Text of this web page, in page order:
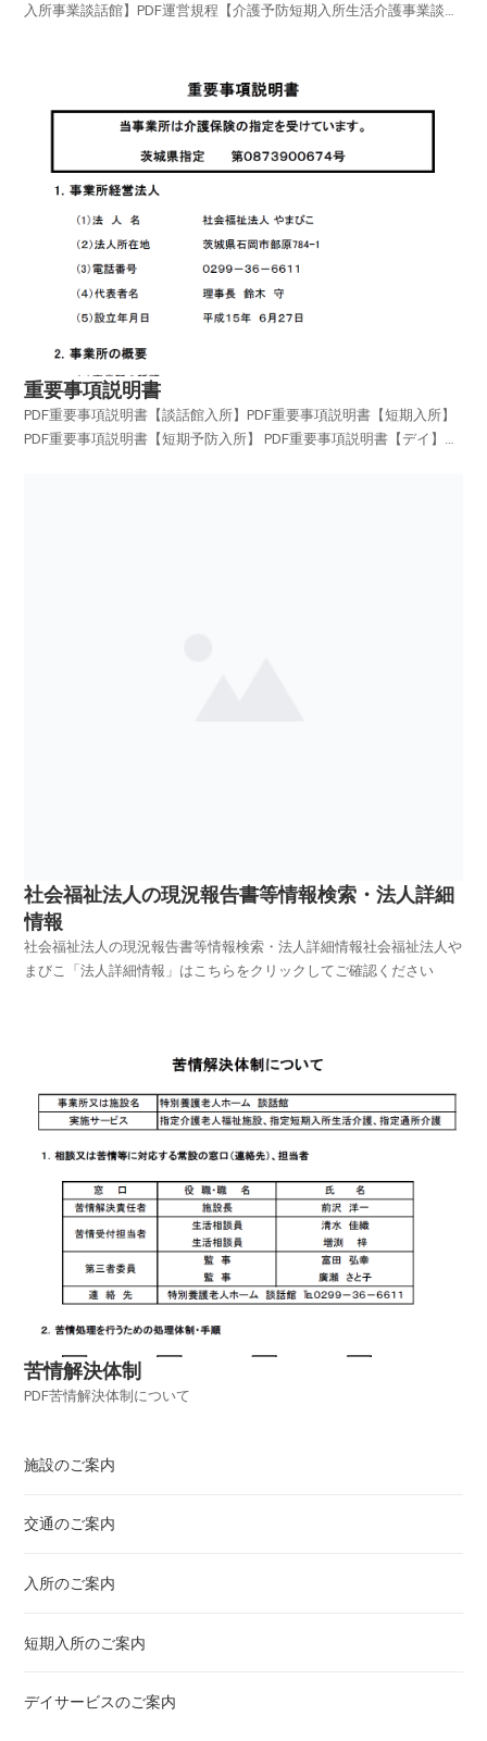
入所事業談話館】PDF運営規程【介護予防短期入所生活介護事業談話
重要事項説明書
PDF重要事項説明書【談話館入所】PDF重要事項説明書【短期入所】
PDF重要事項説明書【短期予防入所】 PDF重要事項説明書【デイ】
社会福祉法人の現況報告書等情報検索・法人詳細
情報
社会福祉法人の現況報告書等情報検索・法人詳細情報社会福祉法人や
まびこ「法人詳細情報」はこちらをクリックしてご確認ください
苦情解決体制
PDF苦情解決体制について
施設のご案内
交通のご案内
入所のご案内
短期入所のご案内
デイサービスのご案内